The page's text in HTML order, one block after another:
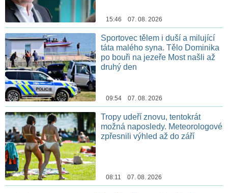
15:46 07. 08. 2026
Sportovec tělem i duší a milující
táta malého syna. Tělo Dominika
po bouři na jezeře Most našli až
druhý den
09:54 07. 08. 2026
Tropy udeří znovu, tentokrát
možná naposledy. Meteorologové
zpřesnili výhled až do září
08:11 07. 08. 2026